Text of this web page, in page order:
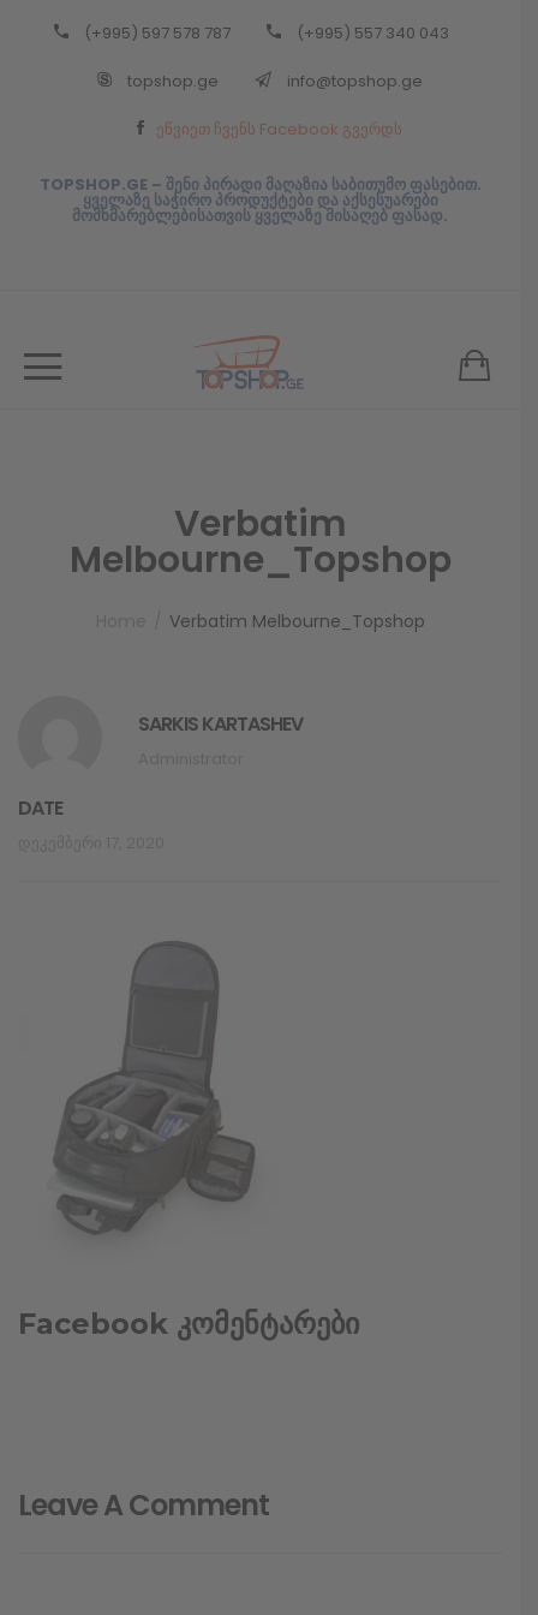
(+995) 597 578 787 (+995) 557 340 043
topshop.ge info@topshop.ge
ეწვიეთ ჩვენს Facebook გვერდს
TOPSHOP.GE – შენი პირადი მაღაზია საბითუმო ფასებით.
ყველაზე საჭირო პროდუქტები და აქსესუარები
მომხმარებლებისათვის ყველაზე მისაღებ ფასად.
Verbatim
Melbourne_Topshop
Verbatim Melbourne_Topshop
SARKIS KARTASHEV
DATE
Facebook კომენტარები
Leave A Comment
Back